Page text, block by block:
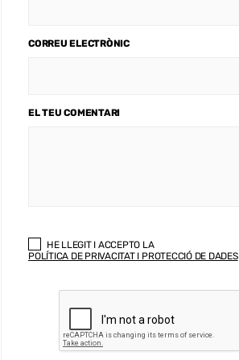
CORREU ELECTRÒNIC
EL TEU COMENTARI
HE LLEGIT I ACCEPTO LA
POLÍTICA DE PRIVACITAT I PROTECCIÓ DE DADES